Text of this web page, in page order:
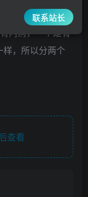
内购，一个是有
，所以分两个
查看
联系站长